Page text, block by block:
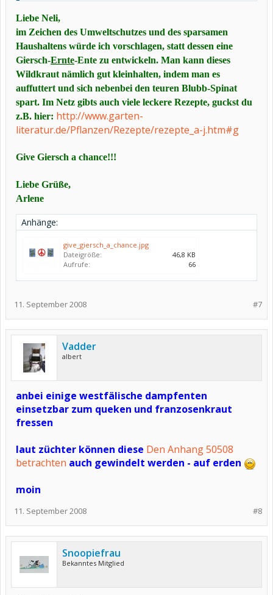
Liebe Neli,
im Zeichen des Umweltschutzes und des sparsamen
Haushaltens würde ich vorschlagen, statt dessen eine
Giersch-Ernte-Ente zu entwickeln. Man kann dieses
Wildkraut nämlich gut kleinhalten, indem man es
auffuttert und sich nebenbei den teuren Blubb-Spinat
spart. Im Netz gibts auch viele leckere Rezepte, guckst du
z.B. hier: http://www.garten-
literatur.de/Pflanzen/Rezepte/rezepte_a-j.htm#g
Give Giersch a chance!!!
Liebe Grüße,
Arlene
Anhänge:
give_giersch_a_chance.jpg
Dateigröße:
46,8 KB
Aufrufe:
66
#7
11. September 2008
Vadder
albert
anbei einige westfälische dampfenten
einsetzbar zum queken und franzosenkraut
fressen
laut züchter können diese Den Anhang 50508
betrachten auch gewindelt werden - auf erden
moin
#8
11. September 2008
Snoopiefrau
Bekanntes Mitglied